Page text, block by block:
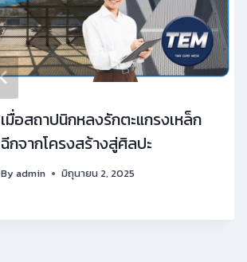
เมื่อสถาปนิกหลงรักตะแกรงเหล็ก
ฉีกจากโครงสร้างสู่ศิลปะ
Byadmin มิถุนายน 2, 2025